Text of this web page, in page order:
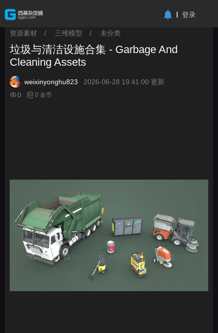
登录
资源素材 / 三维模型 / 未分类
垃圾与清洁设施合集 - Garbage And
Cleaning Assets
weixinyonghu823
2026-06-28 19:41:00 更新
0
0 金币